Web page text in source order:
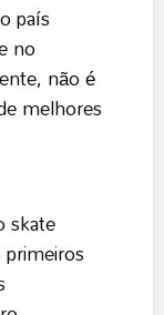
país
no
não é
melhores
skate